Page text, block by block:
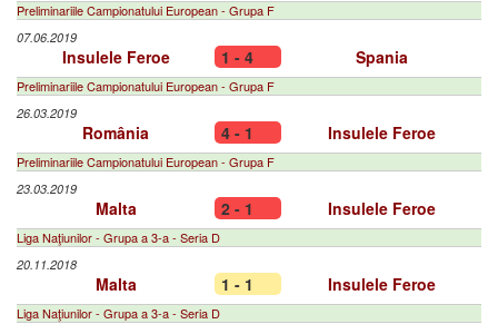
Preliminariile Campionatului European - Grupa F
07.06.2019
Insulele Feroe 1 - 4 Spania
Preliminariile Campionatului European - Grupa F
26.03.2019
România 4 - 1 Insulele Feroe
Preliminariile Campionatului European - Grupa F
23.03.2019
Malta 2 - 1 Insulele Feroe
Liga Naţiunilor - Grupa a 3-a - Seria D
20.11.2018
Malta 1 - 1 Insulele Feroe
Liga Naţiunilor - Grupa a 3-a - Seria D